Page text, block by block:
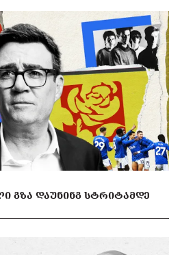
ᲒᲖᲐ ᲓᲐᲣᲜᲘᲜᲒ ᲡᲢᲠᲘᲢᲐᲛᲓᲔ